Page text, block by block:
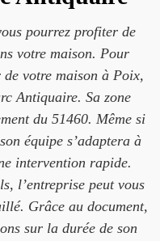
pourrez profiter de
votre maison. Pour
votre maison à Poix,
Antiquaire. Sa zone
du 51460. Même si
équipe s’adaptera à
intervention rapide.
l’entreprise peut vous
Grâce au document,
sur la durée de son